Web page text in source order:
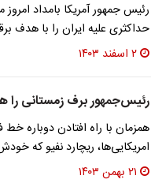
رئیس جمهور آمریکا بامداد
حداکثری علیه ایران را با هدف
۲ اسفند ۱۴۰۳
رئیس‌جمهور برف زمستانی را
همزمان با راه افتادن دوباره
امریکایی‌ها، ریچارد نفیو که
۲۱ بهمن ۱۴۰۳